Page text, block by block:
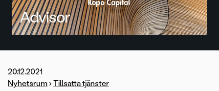
Advisor
20.12.2021
Nyhetsrum › Tillsatta tjänster